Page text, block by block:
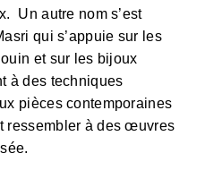
Un autre nom s’est
qui s’appuie sur les
et sur les bijoux
à des techniques
pièces contemporaines
ressembler à des œuvres